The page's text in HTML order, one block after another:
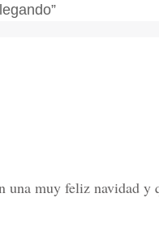
muy feliz navidad y